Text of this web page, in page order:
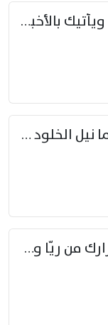
ستبدي لك الأيام ما كنت جاهلا … ويأتيك بالأخبار من لم تزوّد
فصبرا في مجال الموت صبرا … فما نيل الخلود بمستطاع
حننت إلى ريّا ونفسك باعدت … مزارك من ريّا وشعباكما معا